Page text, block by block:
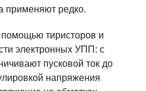
применяют редко.
помощью тиристоров и
электронных УПП: с
пусковой ток до
напряжения